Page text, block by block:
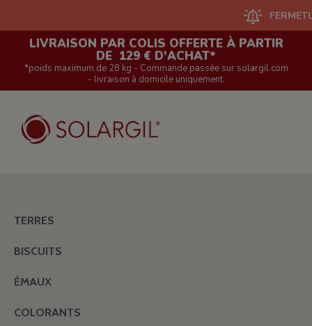
FERMETURE
LIVRAISON PAR COLIS OFFERTE À PARTIR
DE 129 € D'ACHAT*
*poids maximum de 28 kg - Commande passée sur solargil.com
- livraison à domicile uniquement.
TERRES
BISCUITS
ÉMAUX
COLORANTS